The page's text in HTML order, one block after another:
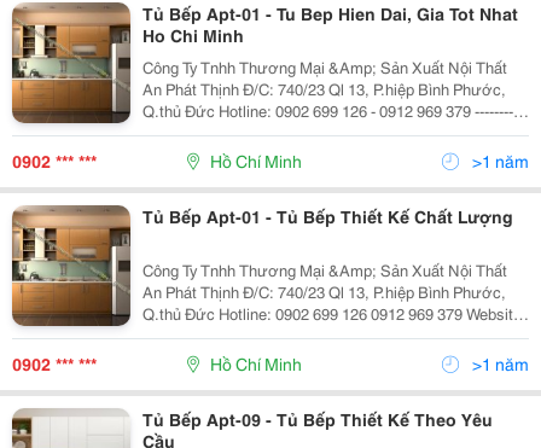
Tủ Bếp Apt-01 - Tu Bep Hien Dai, Gia Tot Nhat
Ho Chi Minh
Công Ty Tnhh Thương Mại &Amp; Sản Xuất Nội Thất
An Phát Thịnh Đ/C: 740/23 Ql 13, P.hiệp Bình Phước,
Q.thủ Đức Hotline: 0902 699 126 - 0912 969 379 -----------
- Tủ Bếp Apt-01 Cập Nhật: 15/10/2016 - 19:48 Tình
Trạng: Mới
0902 *** *** Hồ Chí Minh >1 năm
Tủ Bếp Apt-01 - Tủ Bếp Thiết Kế Chất Lượng
Công Ty Tnhh Thương Mại &Amp; Sản Xuất Nội Thất
An Phát Thịnh Đ/C: 740/23 Ql 13, P.hiệp Bình Phước,
Q.thủ Đức Hotline: 0902 699 126 0912 969 379 Website:
Http://Anphatthinhfurniture.com -------------------------- Tủ
Bếp Apt-01
0902 *** *** Hồ Chí Minh >1 năm
Tủ Bếp Apt-09 - Tủ Bếp Thiết Kế Theo Yêu
Cầu